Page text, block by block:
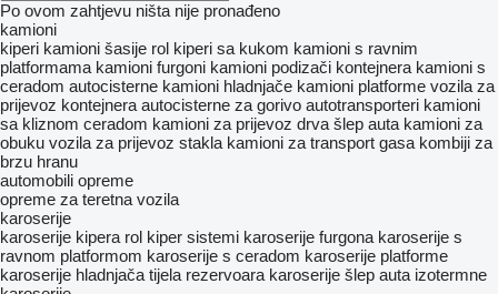
Po ovom zahtjevu ništa nije pronađeno
kamioni
kiperi kamioni šasije rol kiperi sa kukom kamioni s ravnim
platformama kamioni furgoni kamioni podizači kontejnera kamioni s
ceradom autocisterne kamioni hladnjače kamioni platforme vozila za
prijevoz kontejnera autocisterne za gorivo autotransporteri kamioni
sa kliznom ceradom kamioni za prijevoz drva šlep auta kamioni za
obuku vozila za prijevoz stakla kamioni za transport gasa kombiji za
brzu hranu
automobili opreme
оpremе za teretna vozila
karoserije
karoserije kipera rol kiper sistemi karoserije furgona karoserije s
ravnom platformom karoserije s ceradom karoserije platforme
karoserije hladnjača tijela rezervoara karoserije šlep auta izotermne